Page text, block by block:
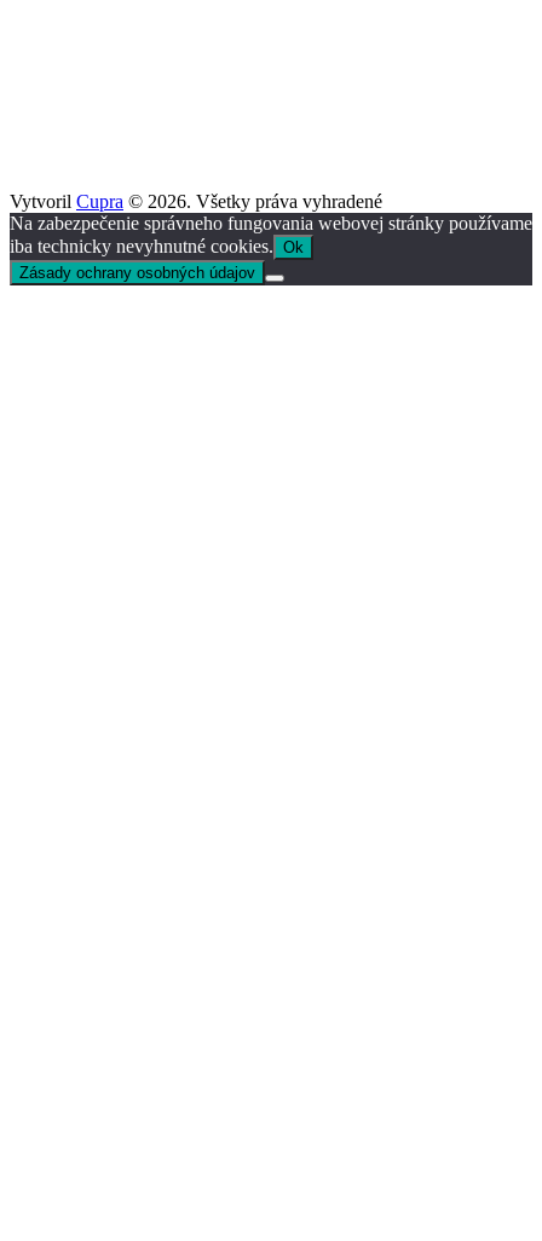
Vytvoril Cupra © 2026. Všetky práva vyhradené
Na zabezpečenie správneho fungovania webovej stránky používame
iba technicky nevyhnutné cookies. Ok
Zásady ochrany osobných údajov